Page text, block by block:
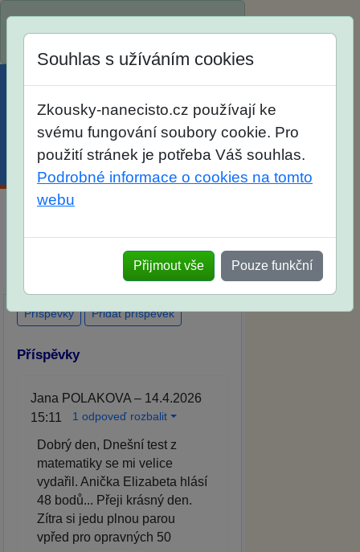
Menu Účet Košík
na SŠ? Vaše ohlasy po skutečných
přijímacích zkouškách
Souhlas s užíváním cookies
Zkousky-nanecisto.cz používají ke
svému fungování soubory cookie. Pro
použití stránek je potřeba Váš souhlas.
Podrobné informace o cookies na tomto
webu
Přijmout vše Pouze funkční
Příspěvky Přidat příspěvek
Příspěvky
Jana POLAKOVA – 14.4.2026
15:11
1 odpoveď rozbalit
Dobrý den, Dnešní test z
matematiky se mi velice
vydařil. Anička Elizabeta hlásí
48 bodů... Přeji krásný den.
Zítra si jedu plnou parou
vpřed pro opravných 50